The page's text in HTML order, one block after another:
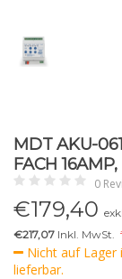
MDT AKU-
FACH 16AMP,
0
€179,40
€217,07 Inkl. MwSt.
Nicht auf Lager
lieferbar.